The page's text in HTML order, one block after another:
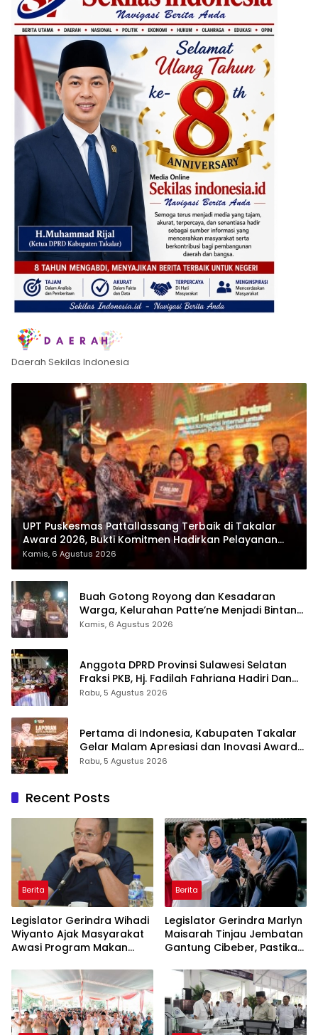
Daerah Sekilas Indonesia
UPT Puskesmas Pattallassang Terbaik di Takalar
Award 2026, Bukti Komitmen Hadirkan Pelayanan
Kesehatan Berkualitas
Kamis, 6 Agustus 2026
Buah Gotong Royong dan Kesadaran
Warga, Kelurahan Patte’ne Menjadi Bintang
Takalar Award 2026
Kamis, 6 Agustus 2026
Anggota DPRD Provinsi Sulawesi Selatan
Fraksi PKB, Hj. Fadilah Fahriana Hadiri Dan
Beri Apresiasi : Takalar Menyalakan Lentera
Rabu, 5 Agustus 2026
Pertama di Indonesia, Kabupaten Takalar
Gelar Malam Apresiasi dan Inovasi Award
2026: Panggung Penghargaan bagi
Rabu, 5 Agustus 2026
Recent Posts
Berita
Legislator Gerindra Wihadi
Wiyanto Ajak Masyarakat
Awasi Program Makan
Sasaran
Berita
Legislator Gerindra Marlyn
Maisarah Tinjau Jembatan
Gantung Cibeber, Pastikan